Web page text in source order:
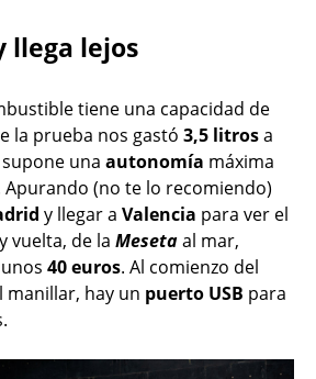
llega lejos
tiene una capacidad de
la prueba nos gastó 3,5 litrosa
una autonomía máxima
Apurando (no te lo recomiendo)
y llegar a Valencia para ver el
vuelta, de la Mesetaal mar,
40 euros. Al comienzo del
manillar, hay un puerto USB para